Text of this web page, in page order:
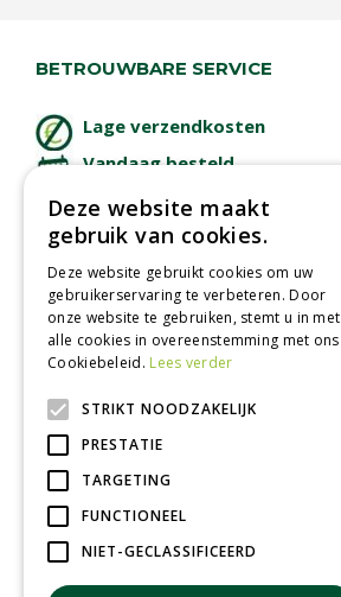
BETROUWBARE SERVICE
Lage verzendkosten
Vandaag besteld
Afhalen in tuincentrum
Betaal veilig
met iDeal - Wero
Deze website maakt
gebruik van cookies.
Deze website gebruikt cookies om uw
gebruikerservaring te verbeteren. Door
onze website te gebruiken, stemt u in met
alle cookies in overeenstemming met ons
Cookiebeleid. Lees verder
STRIKT NOODZAKELIJK
PRESTATIE
TARGETING
FUNCTIONEEL
NIET-GECLASSIFICEERD